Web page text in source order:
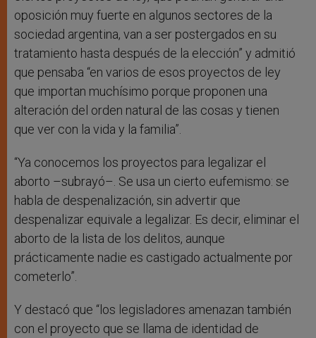
oposición muy fuerte en algunos sectores de la
sociedad argentina, van a ser postergados en su
tratamiento hasta después de la elección” y admitió
que pensaba “en varios de esos proyectos de ley
que importan muchísimo porque proponen una
alteración del orden natural de las cosas y tienen
que ver con la vida y la familia”.
“Ya conocemos los proyectos para legalizar el
aborto –subrayó–. Se usa un cierto eufemismo: se
habla de despenalización, sin advertir que
despenalizar equivale a legalizar. Es decir, eliminar el
aborto de la lista de los delitos, aunque
prácticamente nadie es castigado actualmente por
cometerlo”.
Y destacó que “los legisladores amenazan también
con el proyecto que se llama de identidad de